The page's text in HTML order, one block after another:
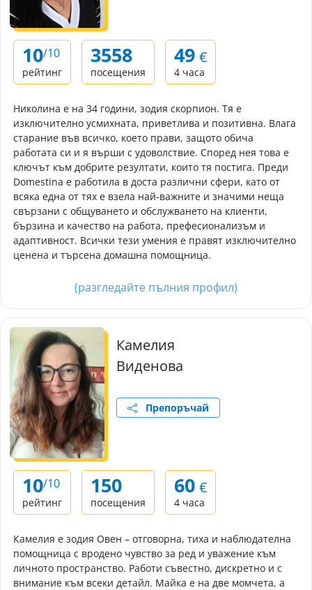
10/10
рейтинг
3558
посещения
49 €
4 часа
Николина е на 34 години, зодия скорпион. Тя е
изключително усмихната, приветлива и позитивна. Влага
старание във всичко, което прави, защото обича
работата си и я върши с удоволствие. Според нея това е
ключът към добрите резултати, които тя постига. Преди
Domestina е работила в доста различни сфери, като от
всяка една от тях е взела най-важните и значими неща
свързани с общуването и обслужването на клиенти,
бързина и качество на работа, префесионализъм и
адаптивност. Всички тези умения е правят изключително
ценена и търсена домашна помощница.
(разгледайте пълния профил)
Камелия
Виденова
Препоръчай
10/10
рейтинг
150
посещения
60 €
4 часа
Камелия е зодия Овен – отговорна, тиха и наблюдателна
помощница с вродено чувство за ред и уважение към
личното пространство. Работи съвестно, дискретно и с
внимание към всеки детайл. Майка е на две момчета, а